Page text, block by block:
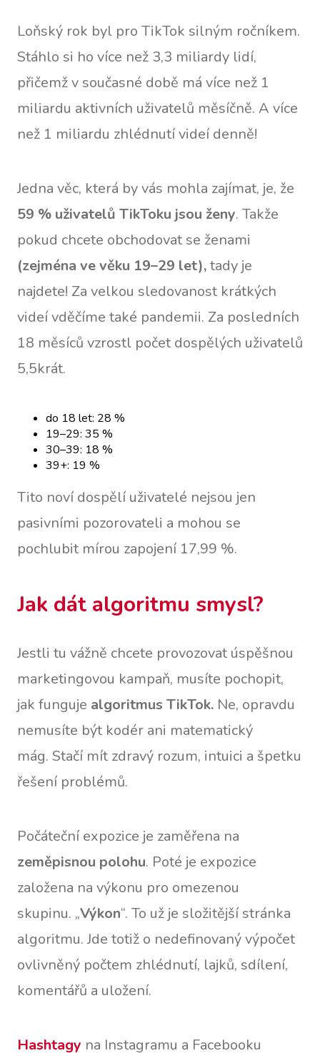
Loňský rok byl pro TikTok silným ročníkem.
Stáhlo si ho více než 3,3 miliardy lidí,
přičemž v současné době má více než 1
miliardu aktivních uživatelů měsíčně. A více
než 1 miliardu zhlédnutí videí denně!
Jedna věc, která by vás mohla zajímat, je, že
59 % uživatelů TikToku jsou ženy. Takže
pokud chcete obchodovat se ženami
(zejména ve věku 19–29 let),tady je
najdete! Za velkou sledovanost krátkých
videí vděčíme také pandemii. Za posledních
18 měsíců vzrostl počet dospělých uživatelů
5,5krát.
do 18 let: 28 %
19–29: 35 %
30–39: 18 %
39+: 19 %
Tito noví dospělí uživatelé nejsou jen
pasivními pozorovateli a mohou se
pochlubit mírou zapojení 17,99 %.
Jak dát algoritmu smysl?
Jestli tu vážně chcete provozovat úspěšnou
marketingovou kampaň, musíte pochopit,
jak funguje algoritmus TikTok. Ne, opravdu
nemusíte být kodér ani matematický
mág. Stačí mít zdravý rozum, intuici a špetku
řešení problémů.
Počáteční expozice je zaměřena na
zeměpisnou polohu. Poté je expozice
založena na výkonu pro omezenou
skupinu. „Výkon“. To už je složitější stránka
algoritmu. Jde totiž o nedefinovaný výpočet
ovlivněný počtem zhlédnutí, lajků, sdílení,
komentářů a uložení.
Hashtagy na Instagramu a Facebooku